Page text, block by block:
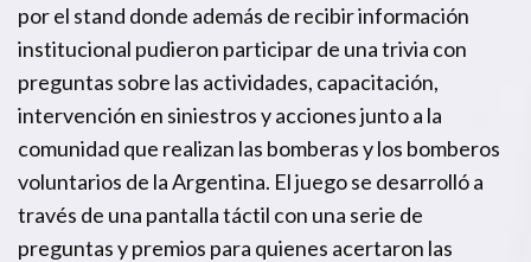
por el stand donde además de recibir información
institucional pudieron participar de una trivia con
preguntas sobre las actividades, capacitación,
intervención en siniestros y acciones junto a la
comunidad que realizan las bomberas y los bomberos
voluntarios de la Argentina. El juego se desarrolló a
través de una pantalla táctil con una serie de
preguntas y premios para quienes acertaron las